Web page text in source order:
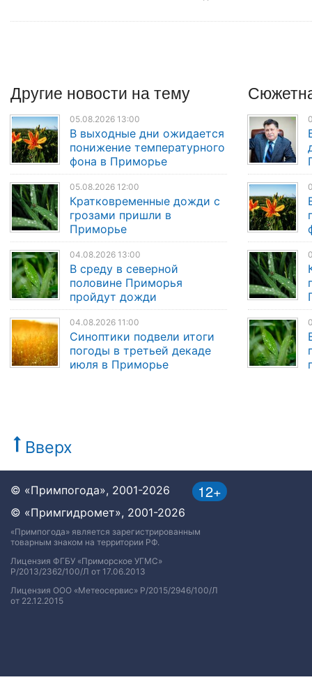
Другие новости на тему
05.08.2026 13:00
В выходные дни ожидается
понижение температурного
фона в Приморье
05.08.2026 12:00
Кратковременные дожди с
грозами пришли в
Приморье
04.08.2026 13:00
В среду в северной
половине Приморья
пройдут дожди
04.08.2026 11:00
Синоптики подвели итоги
погоды в третьей декаде
июля в Приморье
Вверх
12+
© «Примпогода», 2001-2026
© «Примгидромет», 2001-2026
«Примпогода» является зарегистрированным
товарным знаком на территории РФ.
Лицензия ФГБУ «Приморское УГМС»
Р/2013/2362/100/Л от 17.06.2013
Лицензия ООО «Метеосервис» Р/2015/2946/100/Л
от 22.12.2015